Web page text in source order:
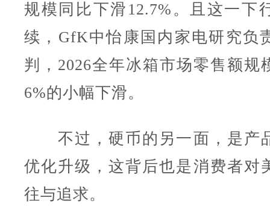
规模同比下滑12.7%。且这一下
续，GfK中怡康国内家电研究负
判，2026全年冰箱市场零售额规
6%的小幅下滑。
不过，硬币的另一面，是产
优化升级，这背后也是消费者对
往与追求。